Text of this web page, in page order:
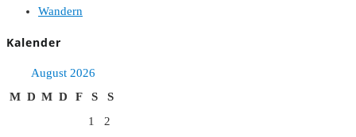
Wandern
Kalender
August 2026
M D M D F S
S
1
2